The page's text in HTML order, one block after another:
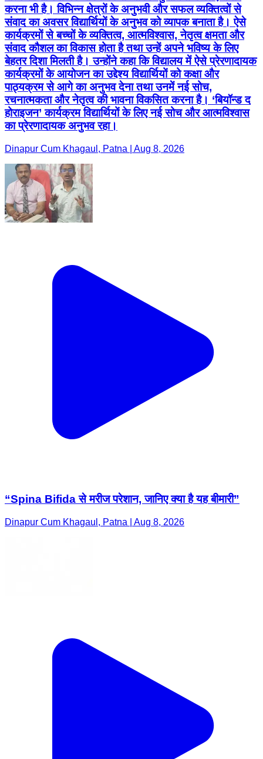
करना भी है। विभिन्न क्षेत्रों के अनुभवी और सफल व्यक्तित्वों से
संवाद का अवसर विद्यार्थियों के अनुभव को व्यापक बनाता है। ऐसे
कार्यक्रमों से बच्चों के व्यक्तित्व, आत्मविश्वास, नेतृत्व क्षमता और
संवाद कौशल का विकास होता है तथा उन्हें अपने भविष्य के लिए
बेहतर दिशा मिलती है। उन्होंने कहा कि विद्यालय में ऐसे प्रेरणादायक
कार्यक्रमों के आयोजन का उद्देश्य विद्यार्थियों को कक्षा और
पाठ्यक्रम से आगे का अनुभव देना तथा उनमें नई सोच,
रचनात्मकता और नेतृत्व की भावना विकसित करना है। ‘बियॉन्ड द
होराइजन’ कार्यक्रम विद्यार्थियों के लिए नई सोच और आत्मविश्वास
का प्रेरणादायक अनुभव रहा।
Dinapur Cum Khagaul, Patna | Aug 8, 2026
“Spina Bifida से मरीज परेशान, जानिए क्या है यह बीमारी”
Dinapur Cum Khagaul, Patna | Aug 8, 2026